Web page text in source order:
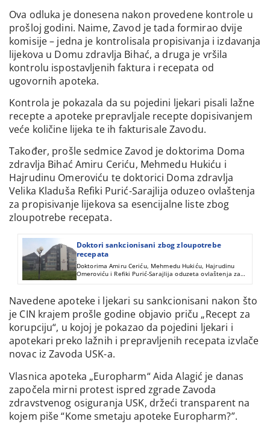
Ova odluka je donesena nakon provedene kontrole u
prošloj godini. Naime, Zavod je tada formirao dvije
komisije – jedna je kontrolisala propisivanja i izdavanja
lijekova u Domu zdravlja Bihać, a druga je vršila
kontrolu ispostavljenih faktura i recepata od
ugovornih apoteka.
Kontrola je pokazala da su pojedini ljekari pisali lažne
recepte a apoteke prepravljale recepte dopisivanjem
veće količine lijeka te ih fakturisale Zavodu.
Također, prošle sedmice Zavod je doktorima Doma
zdravlja Bihać Amiru Ceriću, Mehmedu Hukiću i
Hajrudinu Omeroviću te doktorici Doma zdravlja
Velika Kladuša Refiki Purić-Sarajlija oduzeo ovlaštenja
za propisivanje lijekova sa esencijalne liste zbog
zloupotrebe recepata.
Doktori sankcionisani zbog zloupotrebe
recepata
Doktorima Amiru Ceriću, Mehmedu Hukiću, Hajrudinu
Omeroviću i Refiki Purić-Sarajlija oduzeta ovlaštenja za
propisivanje lijekova sa esencijalne liste zbog zloupotrebe
Navedene apoteke i ljekari su sankcionisani nakon što
je CIN krajem prošle godine objavio priču „Recept za
korupciju“, u kojoj je pokazao da pojedini ljekari i
apotekari preko lažnih i prepravljenih recepata izvlače
novac iz Zavoda USK-a.
Vlasnica apoteka „Europharm“ Aida Alagić je danas
započela mirni protest ispred zgrade Zavoda
zdravstvenog osiguranja USK, držeći transparent na
kojem piše “Kome smetaju apoteke Europharm?”.